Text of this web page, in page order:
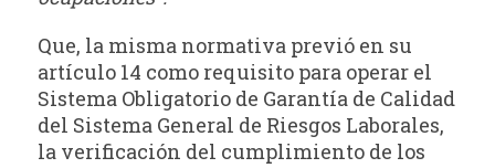
Que, la misma normativa previó en su
artículo 14 como requisito para operar el
Sistema Obligatorio de Garantía de Calidad
del Sistema General de Riesgos Laborales,
la verificación del cumplimiento de los